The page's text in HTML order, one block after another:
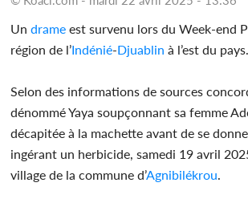
Undrame est survenu lors du Week-end
région de l’Indénié-Djuablin à l’est du pays.
Selon des informations de sources
dénommé Yaya soupçonnant sa femme
décapitée à la machette avant de se
ingérant un herbicide, samedi 19 avril
village de la commune d’Agnibilékrou